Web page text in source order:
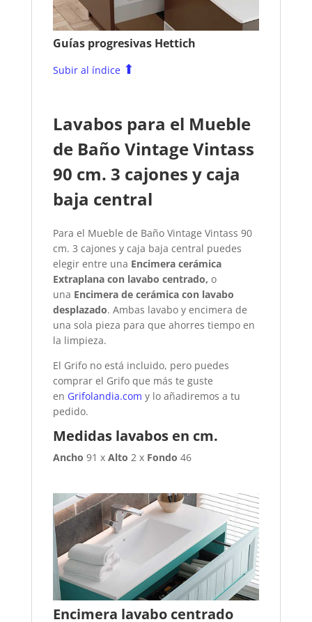
Guías progresivas Hettich
Subir al índice ⬆
Lavabos para el Mueble
de Baño Vintage Vintass
90 cm. 3 cajones y caja
baja central
Para el Mueble de Baño Vintage Vintass 90
cm. 3 cajones y caja baja central puedes
elegir entre una Encimera cerámica
Extraplana con lavabo centrado, o
una Encimera de cerámica con lavabo
desplazado. Ambas lavabo y encimera de
una sola pieza para que ahorres tiempo en
la limpieza.
El Grifo no está incluido, pero puedes
comprar el Grifo que más te guste
en Grifolandia.com y lo añadiremos a tu
pedido.
Medidas lavabos en cm.
Ancho 91 x Alto 2 x Fondo 46
Encimera lavabo centrado